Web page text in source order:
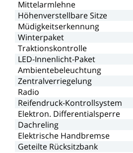
Mittelarmlehne
HöhenverstellbareSitze
Müdigkeitserkennung
Winterpaket
Traktionskontrolle
LED-Innenlicht-Paket
Ambientebeleuchtung
Zentralverriegelung
Radio
Reifendruck-Kontrollsystem
Elektron. Differentialsperre
Dachreling
Elektrische Handbremse
Geteilte Rücksitzbank